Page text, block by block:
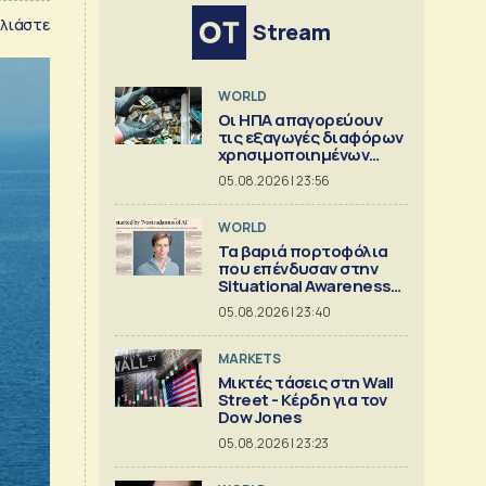
Stream
WORLD
Οι ΗΠΑ απαγορεύουν
τις εξαγωγές διαφόρων
χρησιμοποιημένων
κρίσιμων ορυκτών
05.08.2026 | 23:56
WORLD
Τα βαριά πορτοφόλια
που επένδυσαν στην
Situational Awareness
πριν καταρρεύσει
05.08.2026 | 23:40
MARKETS
Μικτές τάσεις στη Wall
Street - Κέρδη για τον
Dow Jones
05.08.2026 | 23:23